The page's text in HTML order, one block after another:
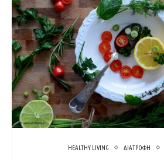
HEALTHY LIVING ΔΙΑΤΡΟΦΗ